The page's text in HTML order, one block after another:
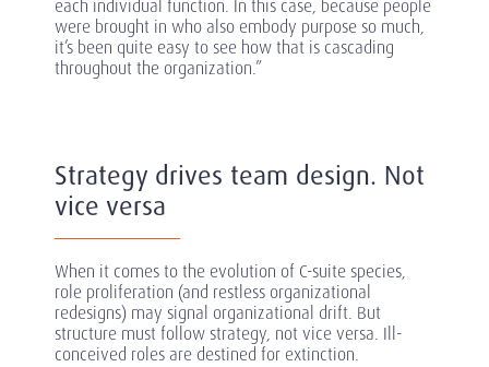
each individual function. In this case, because people
were brought in who also embody purpose so much,
it’s been quite easy to see how that is cascading
throughout the organization.”
Strategy drives team design. Not
vice versa
When it comes to the evolution of C-suite species,
role proliferation (and restless organizational
redesigns) may signal organizational drift. But
structure must follow strategy, not vice versa. Ill-
conceived roles are destined for extinction.